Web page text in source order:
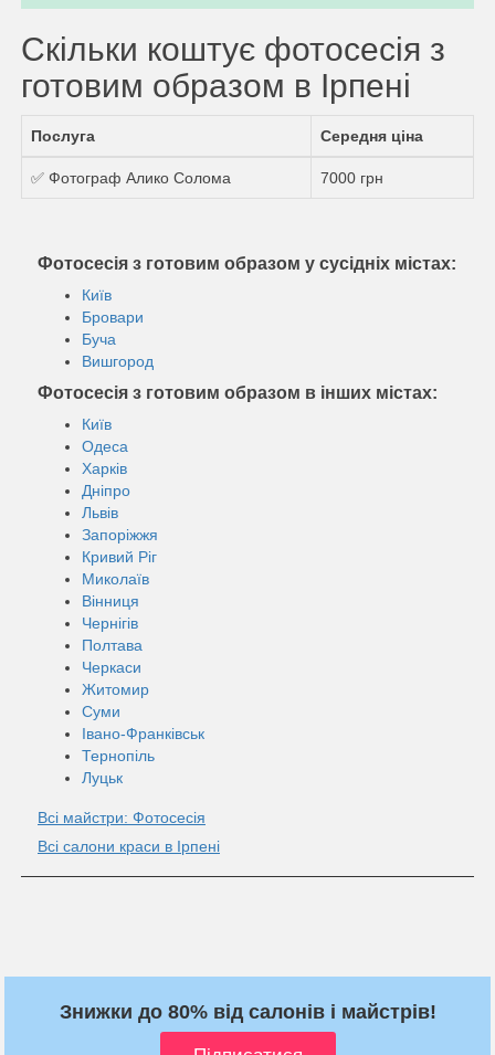
Скільки коштує фотосесія з
готовим образом в Ірпені
Послуга Середня ціна
✅ Фотограф Алико Солома 7000 грн
Фотосесія з готовим образом у сусідніх містах:
Київ
Бровари
Буча
Вишгород
Фотосесія з готовим образом в інших містах:
Київ
Одеса
Харків
Дніпро
Львів
Запоріжжя
Кривий Ріг
Миколаїв
Вінниця
Чернігів
Полтава
Черкаси
Житомир
Суми
Івано-Франківськ
Тернопіль
Луцьк
Всі майстри: Фотосесія
Всі салони краси в Ірпені
Знижки до 80% від салонів і майстрів!